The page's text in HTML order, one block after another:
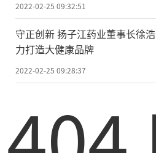
2022-02-25 09:32:51
守正创新 扬子江药业董事长徐
力打造大健康品牌
2022-02-25 09:28:37